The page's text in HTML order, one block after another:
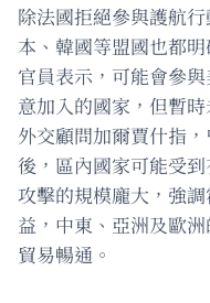
除法國拒絕參與護航
本、韓國等盟國也都
官員表示，可能會參
意加入的國家，但暫
外交顧問加爾賈什指
後，區內國家可能受
攻擊的規模龐大，強
益，中東、亞洲及歐
貿易暢通。